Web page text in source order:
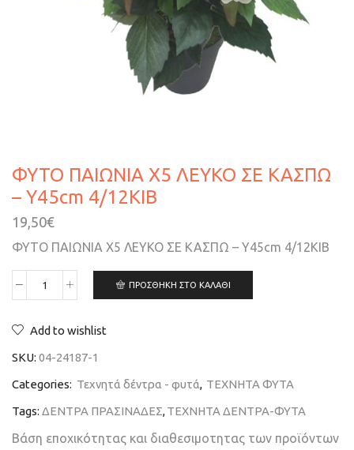
ΦΥΤΟ ΠΑΙΩΝΙΑ Χ5 ΛΕΥΚΟ ΣΕ ΚΑΣΠΩ
– Υ45cm 4/12ΚΙΒ
19,50€
ΦΥΤΟ ΠΑΙΩΝΙΑ Χ5 ΛΕΥΚΟ ΣΕ ΚΑΣΠΩ – Υ45cm 4/12ΚΙΒ
ΠΡΟΣΘΉΚΗ ΣΤΟ ΚΑΛΆΘΙ
Add to wishlist
SKU: 04-24187-1
Categories: Τεχνητά δέντρα - φυτά, ΤΕΧΝΗΤΑ ΦΥΤΑ
Tags: ΔΕΝΤΡΑ ΠΡΑΣΙΝΑΔΕΣ,ΤΕΧΝΗΤΑ ΔΕΝΤΡΑ-ΦΥΤΑ
Βάση εποχικότητας και διαθεσιμοτητας των προϊόντων